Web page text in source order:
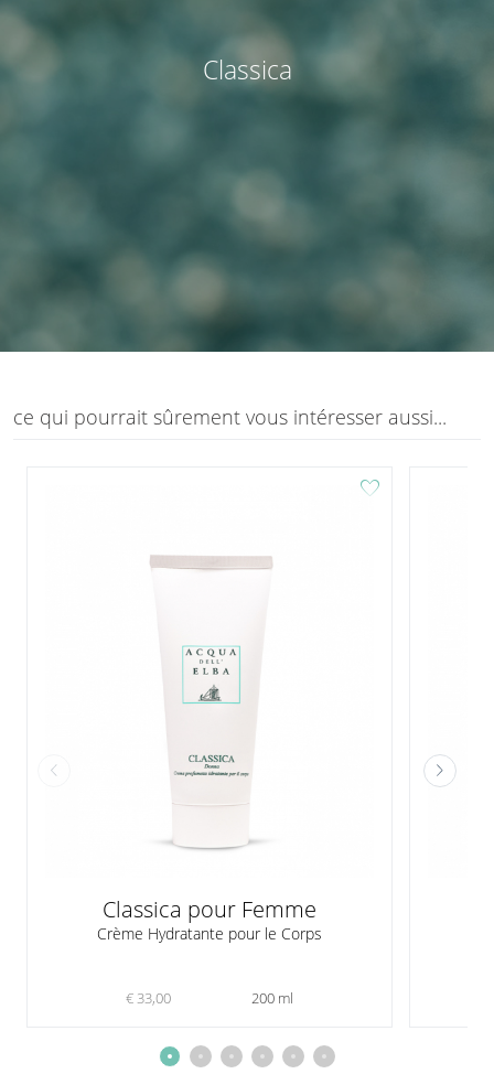
Classica
ce qui pourrait sûrement vous intéresser aussi...
favorite
Classica pour Femme
Crème Hydratante pour le Corps
€ 33,00 200 ml